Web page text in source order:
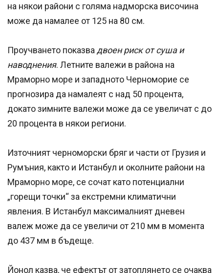
на някои райони с голяма надморска височина
може да намалее от 125 на 80 см.
Проучването показва двоен риск от суша и
наводнения. Летните валежи в района на
Мраморно море и западното Черноморие се
прогнозира да намалеят с над 50 процента,
докато зимните валежи може да се увеличат с до
20 процента в някои региони.
Източният черноморски бряг и части от Грузия и
Румъния, както и Истанбул и околните райони на
Мраморно море, се сочат като потенциални
„горещи точки“ за екстремни климатични
явления. В Истанбул максималният дневен
валеж може да се увеличи от 210 мм в момента
до 437 мм в бъдеще.
Йонол казва, че ефектът от затоплянето се очаква